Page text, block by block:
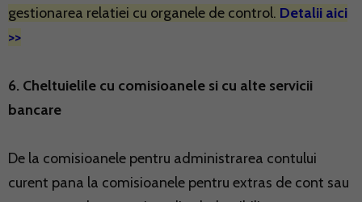
gestionarea relatiei cu organele de control. Detalii aici
>>
6. Cheltuielile cu comisioanele si cu alte servicii
bancare
De la comisioanele pentru administrarea contului
curent pana la comisioanele pentru extras de cont sau